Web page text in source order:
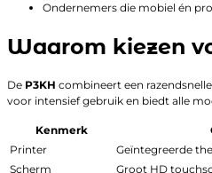
Ondernemers die mobiel én
Waarom kiezen
De P3KH combineert een
voor intensief gebruik en biedt alle
Kenmerk
Printer
Geïntegreerde
Scherm
Groot HD